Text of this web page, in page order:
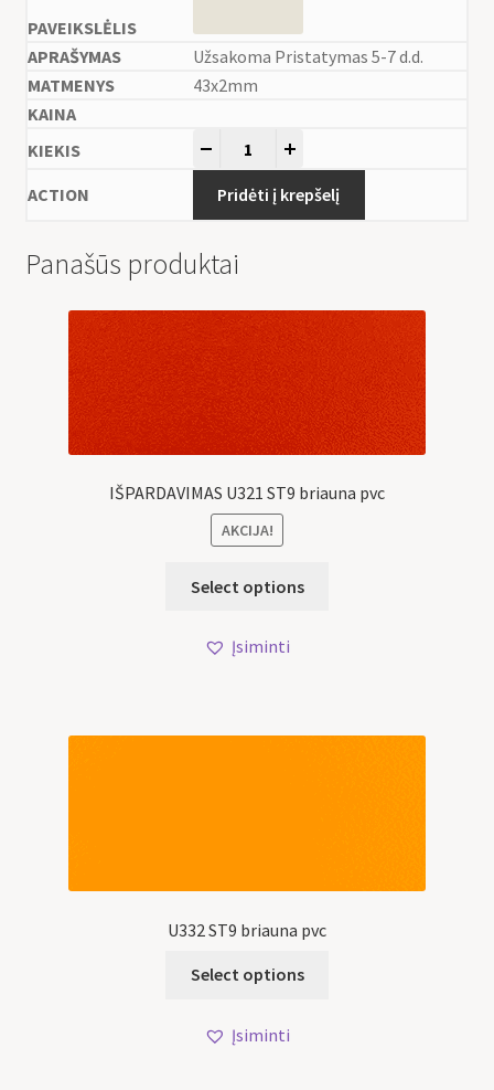
Užsakoma Pristatymas 5-7 d.d.
43x2mm
Pridėti į krepšelį
Panašūs produktai
IŠPARDAVIMAS U321 ST9 briauna pvc
AKCIJA!
Select options
Įsiminti
U332 ST9 briauna pvc
Select options
Įsiminti